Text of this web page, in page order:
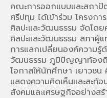
คณะการออกแบบและสถา
ศรีปทุม ได้เข้าร่วม โครงก
ศิลปะและวัฒนธรรม จัดโด
ศิลปะและวัฒนธรรม สภาผู้
การแลกเปลี่ยนองค์ความรู้
วัฒนธรรม ภูมิปัญญาท้องถิ่
โอกาสให้นักศึกษา เยาวช
แสดงความคิดเห็นและสะท้
สังคมและเศรษฐกิจอย่างส